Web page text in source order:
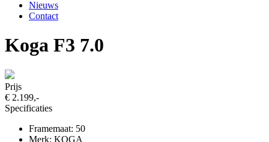
Nieuws
Contact
Koga F3 7.0
Prijs
€ 2.199,-
Specificaties
Framemaat: 50
Merk: KOGA